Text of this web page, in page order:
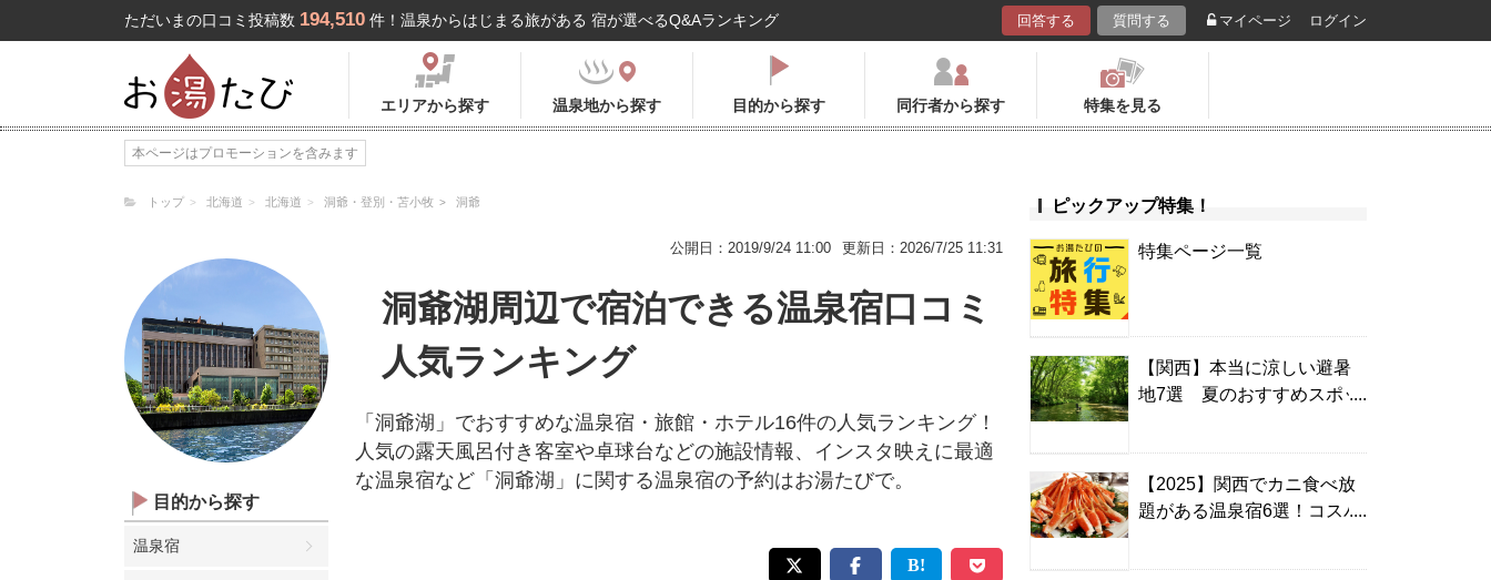
ただいまの口コミ投稿数 194,510 件！温泉からはじまる旅がある 宿が選べるQ&Aランキング 回答する 質問する マイページ ログイン
エリアから探す 温泉地から探す 目的から探す 同行者から探す 特集を見る
本ページはプロモーションを含みます
トップ 北海道 北海道 洞爺・登別・苫小牧 洞爺
公開日：2019/9/24 11:00 更新日：2026/7/25 11:31
目的から探す
温泉宿
洞爺湖周辺で宿泊できる温泉宿口コミ
人気ランキング
「洞爺湖」でおすすめな温泉宿・旅館・ホテル16件の人気ランキング！
人気の露天風呂付き客室や卓球台などの施設情報、インスタ映えに最適
な温泉宿など「洞爺湖」に関する温泉宿の予約はお湯たびで。
ピックアップ特集！
特集ページ一覧
【関西】本当に涼しい避暑
地7選 夏のおすすめスポッ
【2025】関西でカニ食べ放
題がある温泉宿6選！コスパ